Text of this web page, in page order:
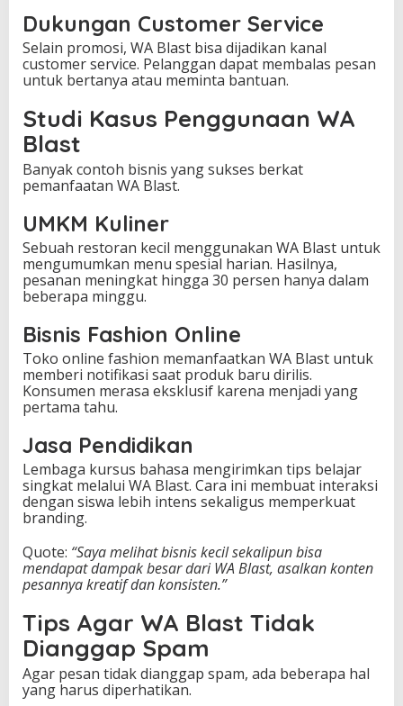
Dukungan Customer Service
Selain promosi, WA Blast bisa dijadikan kanal
customer service. Pelanggan dapat membalas pesan
untuk bertanya atau meminta bantuan.
Studi Kasus Penggunaan WA
Blast
Banyak contoh bisnis yang sukses berkat
pemanfaatan WA Blast.
UMKM Kuliner
Sebuah restoran kecil menggunakan WA Blast untuk
mengumumkan menu spesial harian. Hasilnya,
pesanan meningkat hingga 30 persen hanya dalam
beberapa minggu.
Bisnis Fashion Online
Toko online fashion memanfaatkan WA Blast untuk
memberi notifikasi saat produk baru dirilis.
Konsumen merasa eksklusif karena menjadi yang
pertama tahu.
Jasa Pendidikan
Lembaga kursus bahasa mengirimkan tips belajar
singkat melalui WA Blast. Cara ini membuat interaksi
dengan siswa lebih intens sekaligus memperkuat
branding.
Quote: “Saya melihat bisnis kecil sekalipun bisa
mendapat dampak besar dari WA Blast, asalkan konten
pesannya kreatif dan konsisten.”
Tips Agar WA Blast Tidak
Dianggap Spam
Agar pesan tidak dianggap spam, ada beberapa hal
yang harus diperhatikan.